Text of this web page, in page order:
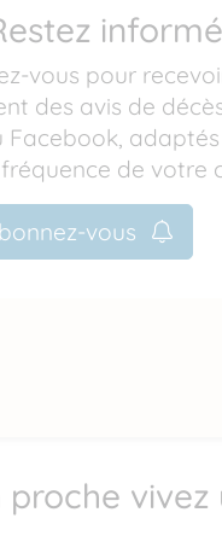
informé
vous pour
des avis de
Facebook,
de votre
vous
proche vivez